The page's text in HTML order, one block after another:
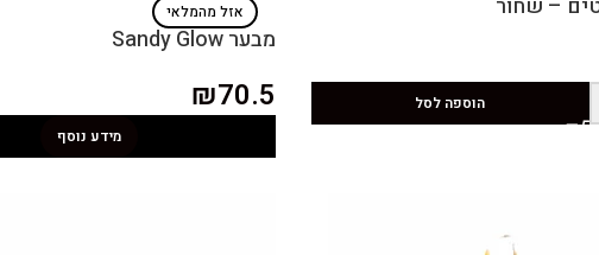
הוספה לסל
אזל מהמלאי
מבער Sandy Glow
₪70.5
מידע נוסף